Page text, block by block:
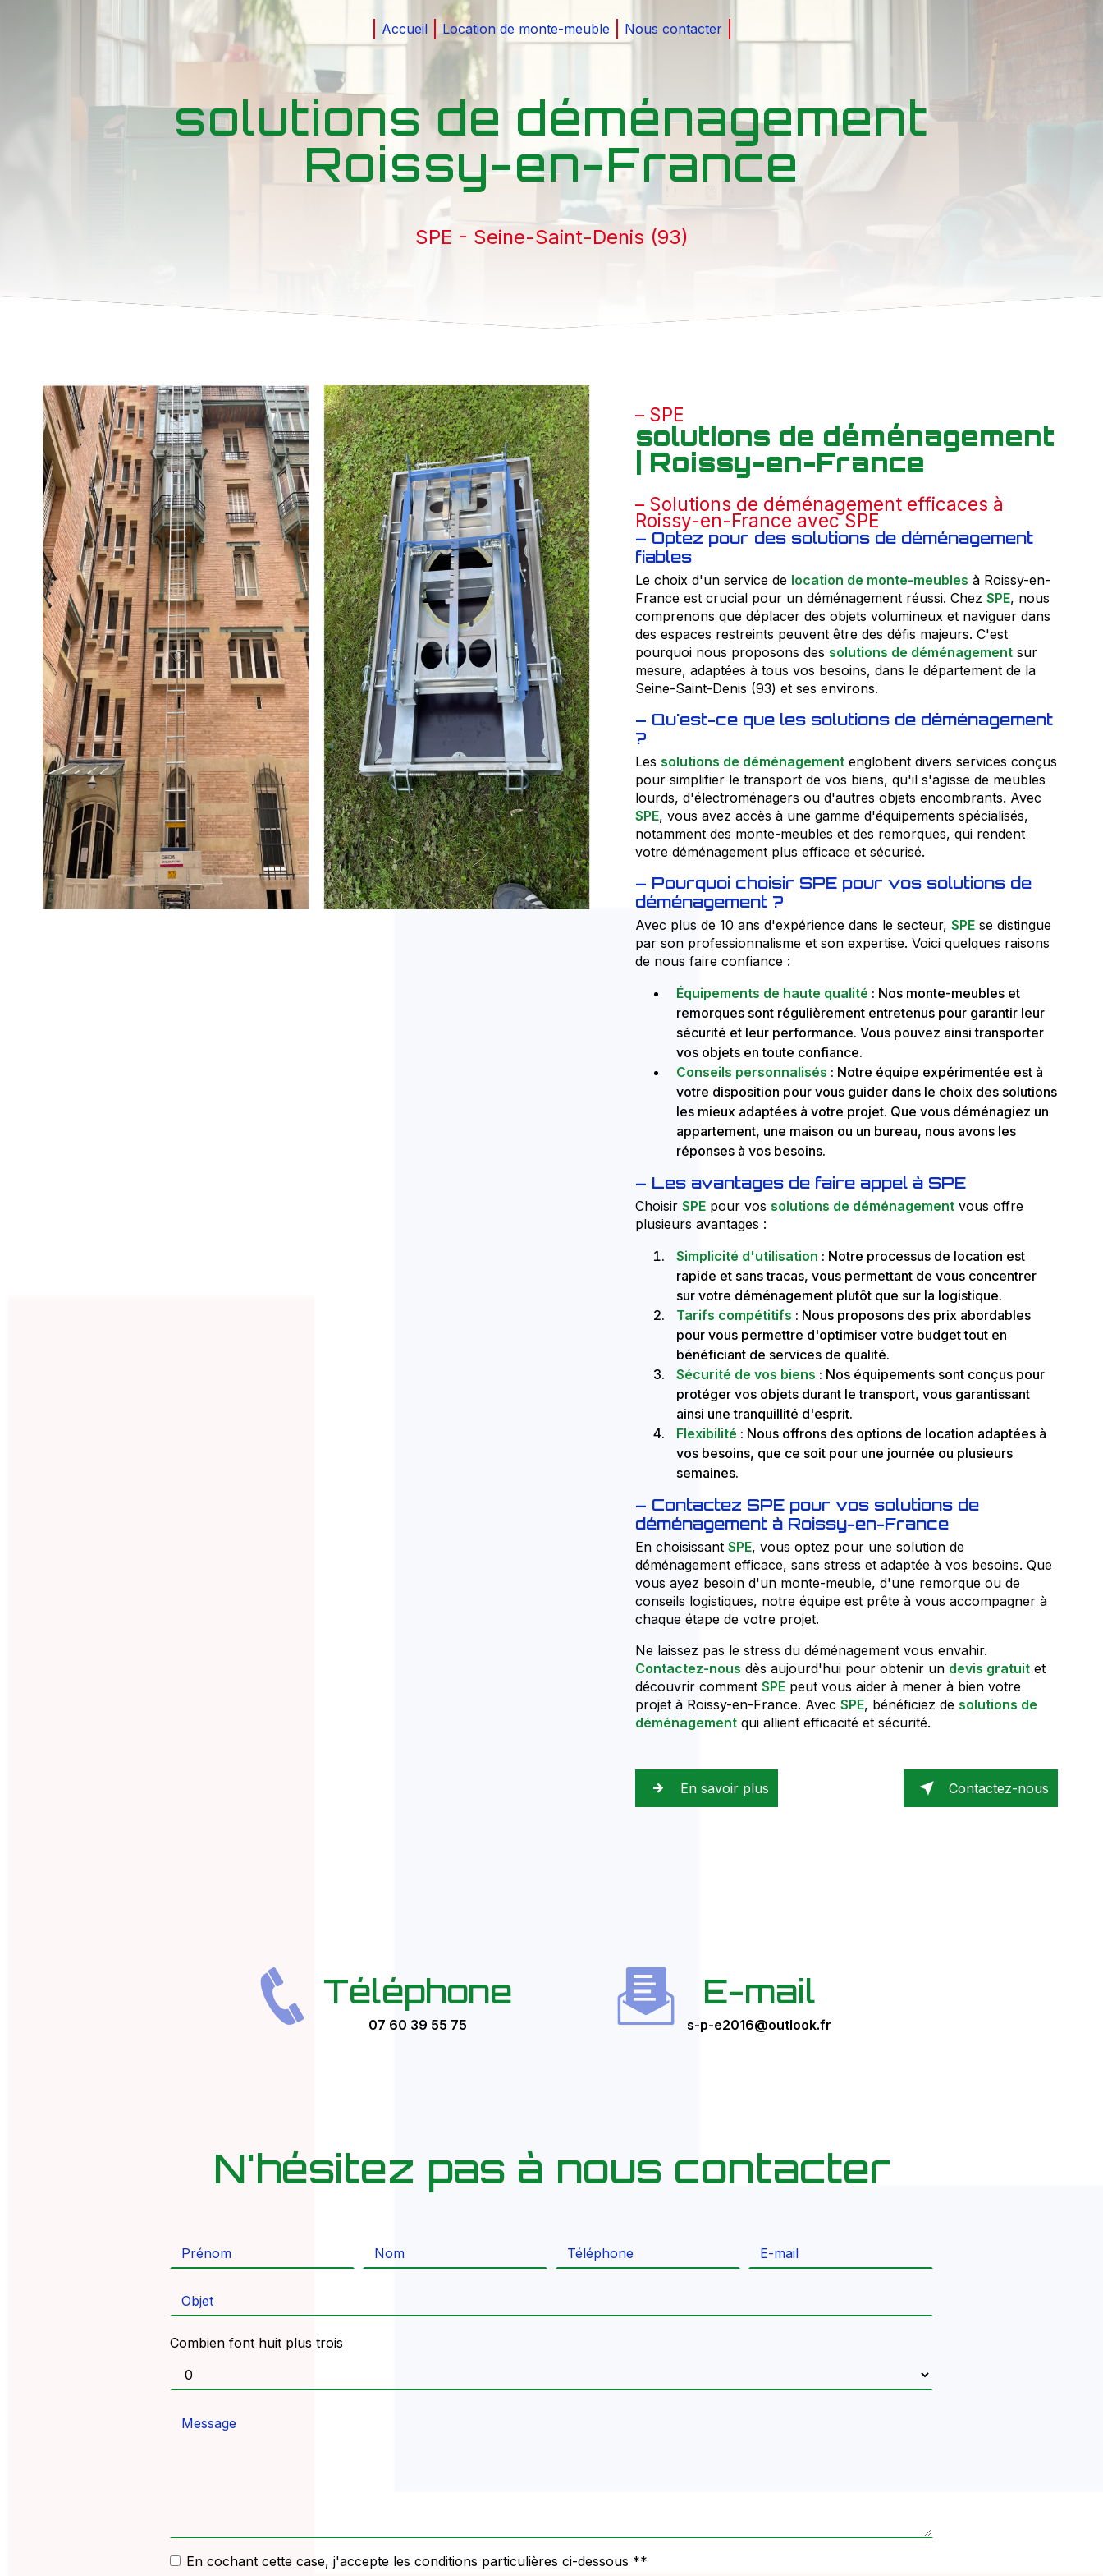
Accueil Location de monte-meuble Nous contacter
solutions de déménagement
Roissy-en-France
SPE - Seine-Saint-Denis (93)
SPE
solutions de déménagement
| Roissy-en-France
Solutions de déménagement efficaces à
Roissy-en-France avec SPE
Optez pour des solutions de déménagement
fiables
Le choix d'un service de location de monte-meubles à Roissy-en-
France est crucial pour un déménagement réussi. Chez SPE, nous
comprenons que déplacer des objets volumineux et naviguer dans
des espaces restreints peuvent être des défis majeurs. C'est
pourquoi nous proposons des solutions de déménagementsur
mesure, adaptées à tous vos besoins, dans le département de la
Seine-Saint-Denis (93) et ses environs.
Qu'est-ce que les solutions de déménagement
?
Les solutions de déménagementenglobent divers services conçus
pour simplifier le transport de vos biens, qu'il s'agisse de meubles
lourds, d'électroménagers ou d'autres objets encombrants. Avec
SPE, vous avez accès à une gamme d'équipements spécialisés,
notamment des monte-meubles et des remorques, qui rendent
votre déménagement plus efficace et sécurisé.
Pourquoi choisir SPE pour vos solutions de
déménagement ?
Avec plus de 10 ans d'expérience dans le secteur, SPEse distingue
par son professionnalisme et son expertise. Voici quelques raisons
de nous faire confiance :
Équipements de haute qualité : Nos monte-meubles et
remorques sont régulièrement entretenus pour garantir leur
sécurité et leur performance. Vous pouvez ainsi transporter
vos objets en toute confiance.
Conseils personnalisés : Notre équipe expérimentée est à
votre disposition pour vous guider dans le choix des solutions
les mieux adaptées à votre projet. Que vous déménagiez un
appartement, une maison ou un bureau, nous avons les
réponses à vos besoins.
Les avantages de faire appel à SPE
Choisir SPEpour vos solutions de déménagementvous offre
plusieurs avantages :
Simplicité d'utilisation : Notre processus de location est
rapide et sans tracas, vous permettant de vous concentrer
sur votre déménagement plutôt que sur la logistique.
Tarifs compétitifs : Nous proposons des prix abordables
pour vous permettre d'optimiser votre budget tout en
bénéficiant de services de qualité.
Sécurité de vos biens : Nos équipements sont conçus pour
protéger vos objets durant le transport, vous garantissant
ainsi une tranquillité d'esprit.
Flexibilité : Nous offrons des options de location adaptées à
vos besoins, que ce soit pour une journée ou plusieurs
semaines.
Contactez SPE pour vos solutions de
déménagement à Roissy-en-France
En choisissant SPE, vous optez pour une solution de
déménagement efficace, sans stress et adaptée à vos besoins. Que
vous ayez besoin d'un monte-meuble, d'une remorque ou de
conseils logistiques, notre équipe est prête à vous accompagner à
chaque étape de votre projet.
Ne laissez pas le stress du déménagement vous envahir.
Contactez-nous dès aujourd'hui pour obtenir un devis gratuitet
découvrir comment SPEpeut vous aider à mener à bien votre
projet à Roissy-en-France. Avec SPE, bénéficiez de solutions de
déménagementqui allient efficacité et sécurité.
En savoir plus Contactez-nous
Téléphone
07 60 39 55 75
E-mail
s-p-e2016@outlook.fr
N'hésitez pas à nous contacter
Combien font huit plus trois
En cochant cette case, j'accepte les conditions particulières ci-dessous **
Panneau de gestion des cookies